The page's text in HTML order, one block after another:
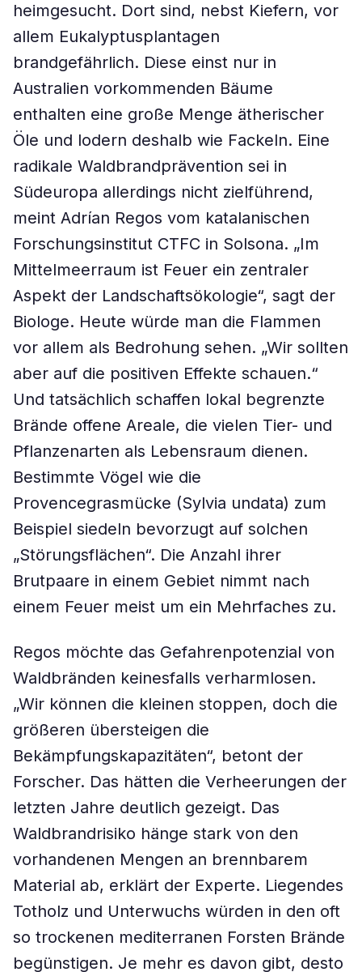
heimgesucht. Dort sind, nebst Kiefern, vor
allem Eukalyptusplantagen
brandgefährlich. Diese einst nur in
Australien vorkommenden Bäume
enthalten eine große Menge ätherischer
Öle und lodern deshalb wie Fackeln. Eine
radikale Waldbrandprävention sei in
Südeuropa allerdings nicht zielführend,
meint Adrían Regos vom katalanischen
Forschungsinstitut CTFC in Solsona. „Im
Mittelmeerraum ist Feuer ein zentraler
Aspekt der Landschaftsökologie“, sagt der
Biologe. Heute würde man die Flammen
vor allem als Bedrohung sehen. „Wir sollten
aber auf die positiven Effekte schauen.“
Und tatsächlich schaffen lokal begrenzte
Brände offene Areale, die vielen Tier- und
Pflanzenarten als Lebensraum dienen.
Bestimmte Vögel wie die
Provencegrasmücke (Sylvia undata) zum
Beispiel siedeln bevorzugt auf solchen
„Störungsflächen“. Die Anzahl ihrer
Brutpaare in einem Gebiet nimmt nach
einem Feuer meist um ein Mehrfaches zu.
Regos möchte das Gefahrenpotenzial von
Waldbränden keinesfalls verharmlosen.
„Wir können die kleinen stoppen, doch die
größeren übersteigen die
Bekämpfungskapazitäten“, betont der
Forscher. Das hätten die Verheerungen der
letzten Jahre deutlich gezeigt. Das
Waldbrandrisiko hänge stark von den
vorhandenen Mengen an brennbarem
Material ab, erklärt der Experte. Liegendes
Totholz und Unterwuchs würden in den oft
so trockenen mediterranen Forsten Brände
begünstigen. Je mehr es davon gibt, desto